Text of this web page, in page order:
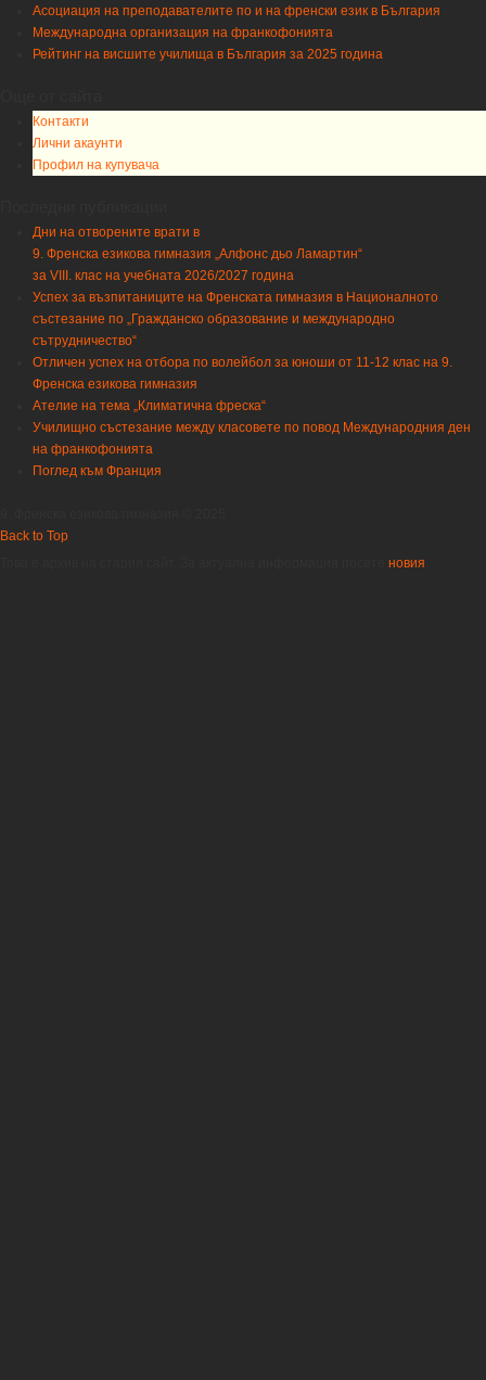
Асоциация на преподавателите по и на френски език в България
Международна организация на франкофонията
Рейтинг на висшите училища в България за 2025 година
Контакти
Лични акаунти
Профил на купувача
Дни на отворените врати в
9. Френска езикова гимназия „Алфонс дьо Ламартин“
за VIII. клас на учебната 2026/2027 година
Успех за възпитаниците на Френската гимназия в Националното
състезание по „Гражданско образование и международно
сътрудничество“
Отличен успех на отбора по волейбол за юноши от 11-12 клас на 9.
Френска езикова гимназия
Ателие на тема „Климатична фреска“
Училищно състезание между класовете по повод Международния ден
на франкофонията
Поглед към Франция
Back to Top
новия